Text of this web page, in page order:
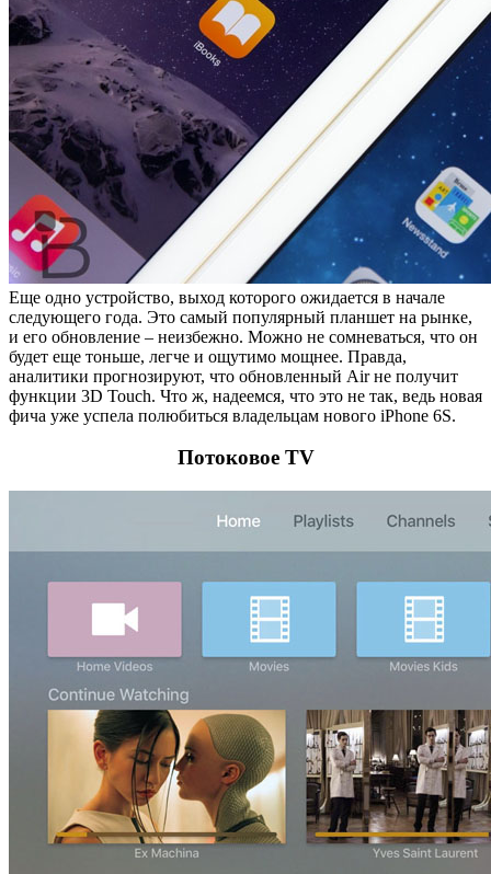
Еще одно устройство, выход которого ожидается в начале
следующего года. Это самый популярный планшет на рынке,
и его обновление – неизбежно. Можно не сомневаться, что он
будет еще тоньше, легче и ощутимо мощнее. Правда,
аналитики прогнозируют, что обновленный Air не получит
функции 3D Touch. Что ж, надеемся, что это не так, ведь новая
фича уже успела полюбиться владельцам нового iPhone 6S.
Потоковое TV